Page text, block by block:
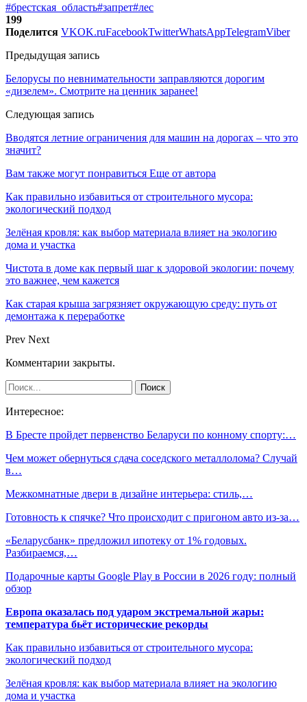
#брестская_область#запрет#лес
199
Поделится VKOK.ruFacebookTwitterWhatsAppTelegramViber
Предыдущая запись
Белорусы по невнимательности заправляются дорогим
«дизелем». Смотрите на ценник заранее!
Следующая запись
Вводятся летние ограничения для машин на дорогах – что это
значит?
Вам также могут понравиться Еще от автора
Как правильно избавиться от строительного мусора:
экологический подход
Зелёная кровля: как выбор материала влияет на экологию
дома и участка
Чистота в доме как первый шаг к здоровой экологии: почему
это важнее, чем кажется
Как старая крыша загрязняет окружающую среду: путь от
демонтажа к переработке
Prev Next
Комментарии закрыты.
Интересное:
В Бресте пройдет первенство Беларуси по конному спорту:…
Чем может обернуться сдача соседского металлолома? Случай
в…
Межкомнатные двери в дизайне интерьера: стиль,…
Готовность к спячке? Что происходит c пригоном авто из-за…
«Беларусбанк» предложил ипотеку от 1% годовых.
Разбираемся,…
Подарочные карты Google Play в России в 2026 году: полный
обзор
Европа оказалась под ударом экстремальной жары:
температура бьёт исторические рекорды
Как правильно избавиться от строительного мусора:
экологический подход
Зелёная кровля: как выбор материала влияет на экологию
дома и участка